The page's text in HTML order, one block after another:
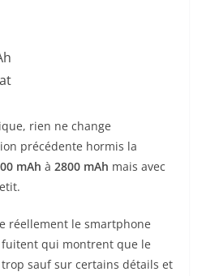
rien ne change
précédente hormis la
mAh à 2800 mAh mais avec
réellement le smartphone
qui montrent que le
sauf sur certains détails et